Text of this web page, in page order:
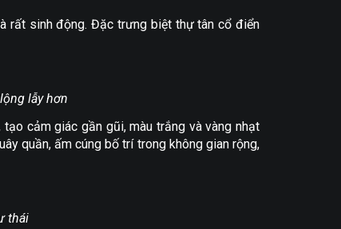
rất sinh động. Đặc trưng biệt thự tân cổ điển
lẫy hơn
cảm giác gần gũi, màu trắng và vàng nhạt
quần, ấm cúng bố trí trong không gian rộng,
thái